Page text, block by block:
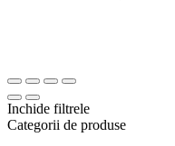
Inchide filtrele
Categorii de produse